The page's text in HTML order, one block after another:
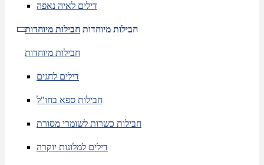
דילים לאיה נאפה
חבילות מיוחדות חבילות מיוחדות
חבילות מיוחדות
דילים לחגים
חבילות ספא בחו"ל
חבילות כשרות לשומרי מסורת
דילים למלונות יוקרה